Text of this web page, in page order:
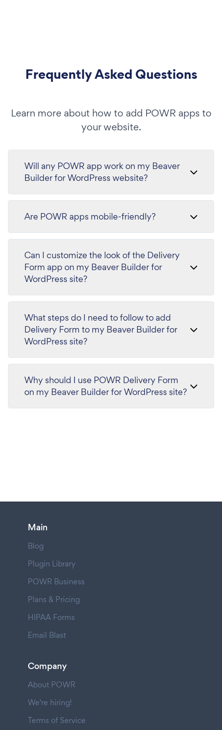
Frequently Asked Questions
Learn more about how to add POWR apps to
your website.
Will any POWR app work on my Beaver
Builder for WordPress website?
Are POWR apps mobile-friendly?
Can I customize the look of the Delivery
Form app on my Beaver Builder for
WordPress site?
What steps do I need to follow to add
Delivery Form to my Beaver Builder for
WordPress site?
Why should I use POWR Delivery Form
on my Beaver Builder for WordPress site?
Main
Blog
Plugin Library
POWR Business
Plans & Pricing
HIPAA Forms
Email Blast
Company
About POWR
We're hiring!
Terms of Service